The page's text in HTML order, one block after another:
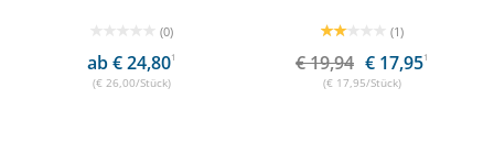
(0)
ab € 24,801
(€ 26,00/Stück)
(1)
€ 19,94 € 17,951
(€ 17,95/Stück)